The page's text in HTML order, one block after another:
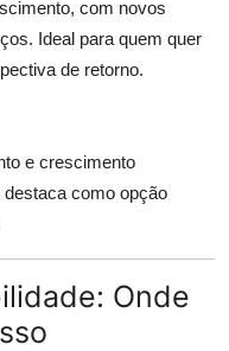
com novos
Ideal para quem quer
de retorno.
e crescimento
destaca como opção
Onde